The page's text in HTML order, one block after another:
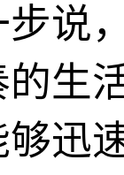
步说
的生
够迅